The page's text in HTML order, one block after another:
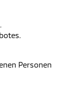
Personen